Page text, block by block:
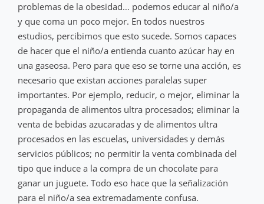
problemas de la obesidad… podemos educar al niño/a
y que coma un poco mejor. En todos nuestros
estudios, percibimos que esto sucede. Somos capaces
de hacer que el niño/a entienda cuanto azúcar hay en
una gaseosa. Pero para que eso se torne una acción, es
necesario que existan acciones paralelas super
importantes. Por ejemplo, reducir, o mejor, eliminar la
propaganda de alimentos ultra procesados; eliminar la
venta de bebidas azucaradas y de alimentos ultra
procesados en las escuelas, universidades y demás
servicios públicos; no permitir la venta combinada del
tipo que induce a la compra de un chocolate para
ganar un juguete. Todo eso hace que la señalización
para el niño/a sea extremadamente confusa.